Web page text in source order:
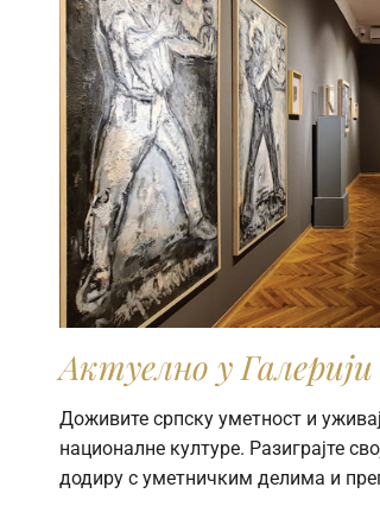
Актуелно у
Доживите српску уметност и
националне културе. Разиграјте
додиру с уметничким делима и